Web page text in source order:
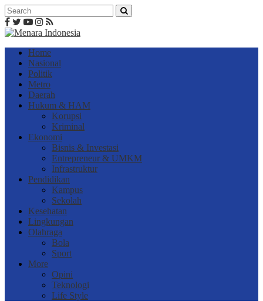
Home
Nasional
Politik
Metro
Daerah
Hukum & HAM
Korupsi
Kriminal
Ekonomi
Bisnis & Investasi
Entrepreneur & UMKM
Infrastruktur
Pendidikan
Kampus
Sekolah
Kesehatan
Lingkungan
Olahraga
Bola
Sport
More
Opini
Teknologi
Life Style